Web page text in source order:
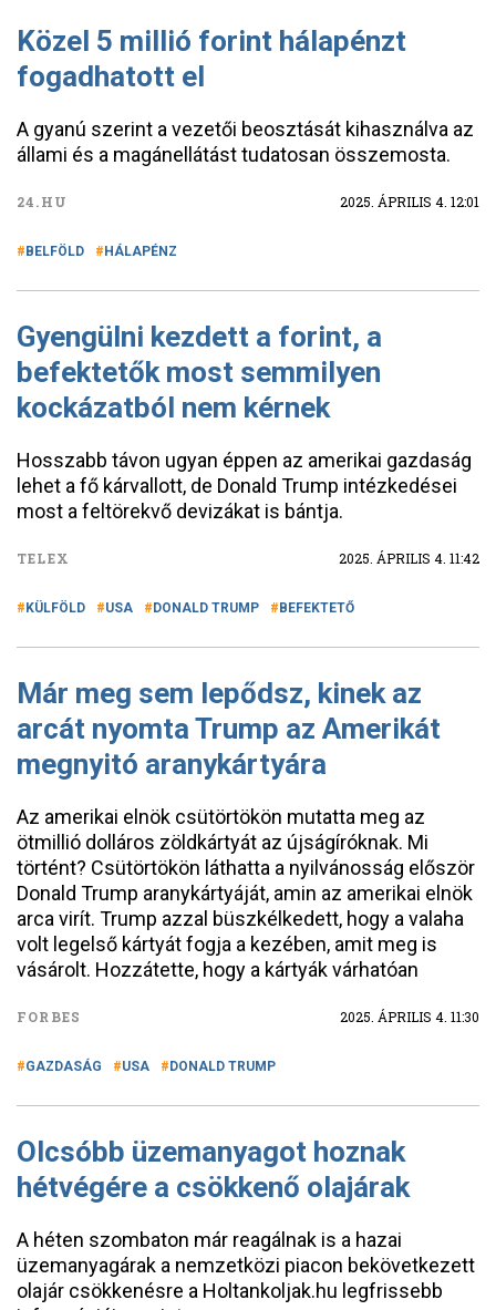
Közel 5 millió forint hálapénzt
fogadhatott el
A gyanú szerint a vezetői beosztását kihasználva az
állami és a magánellátást tudatosan összemosta.
24.HU 2025. ÁPRILIS 4. 12:01
BELFÖLD HÁLAPÉNZ
Gyengülni kezdett a forint, a
befektetők most semmilyen
kockázatból nem kérnek
Hosszabb távon ugyan éppen az amerikai gazdaság
lehet a fő kárvallott, de Donald Trump intézkedései
most a feltörekvő devizákat is bántja.
TELEX 2025. ÁPRILIS 4. 11:42
KÜLFÖLD USA DONALD TRUMP BEFEKTETŐ
Már meg sem lepődsz, kinek az
arcát nyomta Trump az Amerikát
megnyitó aranykártyára
Az amerikai elnök csütörtökön mutatta meg az
ötmillió dolláros zöldkártyát az újságíróknak. Mi
történt? Csütörtökön láthatta a nyilvánosság először
Donald Trump aranykártyáját, amin az amerikai elnök
arca virít. Trump azzal büszkélkedett, hogy a valaha
volt legelső kártyát fogja a kezében, amit meg is
vásárolt. Hozzátette, hogy a kártyák várhatóan
FORBES 2025. ÁPRILIS 4. 11:30
GAZDASÁG USA DONALD TRUMP
Olcsóbb üzemanyagot hoznak
hétvégére a csökkenő olajárak
A héten szombaton már reagálnak is a hazai
üzemanyagárak a nemzetközi piacon bekövetkezett
olajár csökkenésre a Holtankoljak.hu legfrissebb